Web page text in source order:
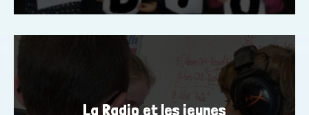
La Radio et les jeunes